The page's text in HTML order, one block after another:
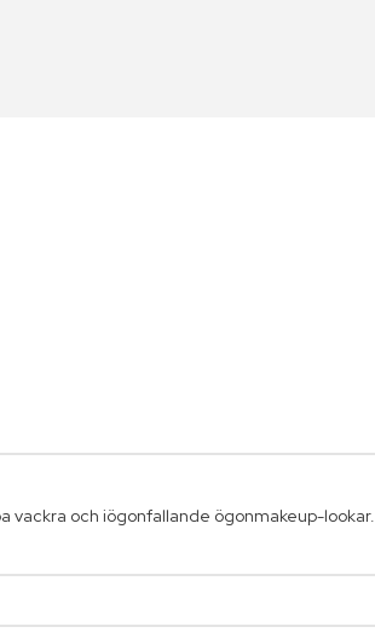
vackra och iögonfallande ögonmakeup-lookar.